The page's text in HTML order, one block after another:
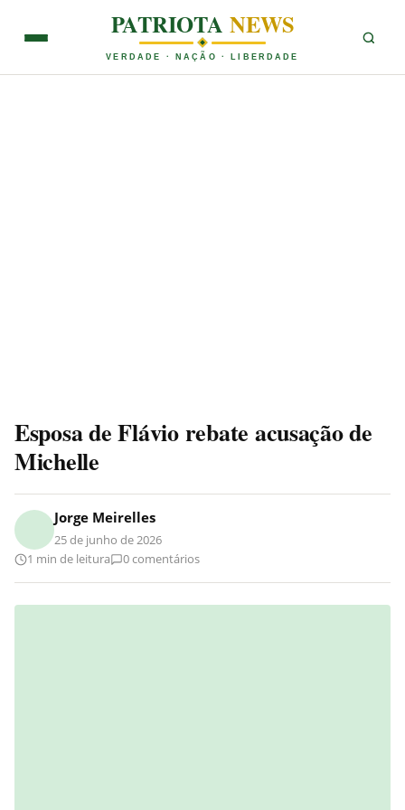
PATRIOTANEWS
VERDADE · NAÇÃO · LIBERDADE
Esposa de Flávio rebate acusação de
Michelle
Jorge Meirelles
25 de junho de 2026
1 min de leitura
0 comentários